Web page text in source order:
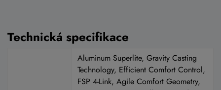
Technická specifikace
Aluminum Superlite, Gravity Casting
Technology, Efficient Comfort Control,
FSP 4-Link, Agile Comfort Geometry,